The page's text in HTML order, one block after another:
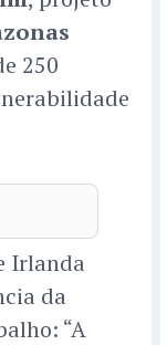
250
Irlanda
da
“A